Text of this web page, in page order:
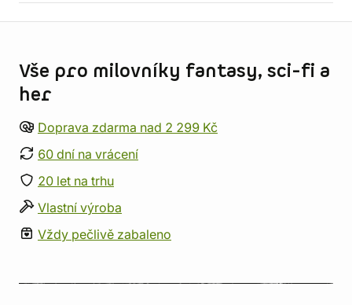
Vše pro milovníky fantasy, sci-fi a
her
Doprava zdarma nad 2 299 Kč
60 dní na vrácení
20 let na trhu
Vlastní výroba
Vždy pečlivě zabaleno